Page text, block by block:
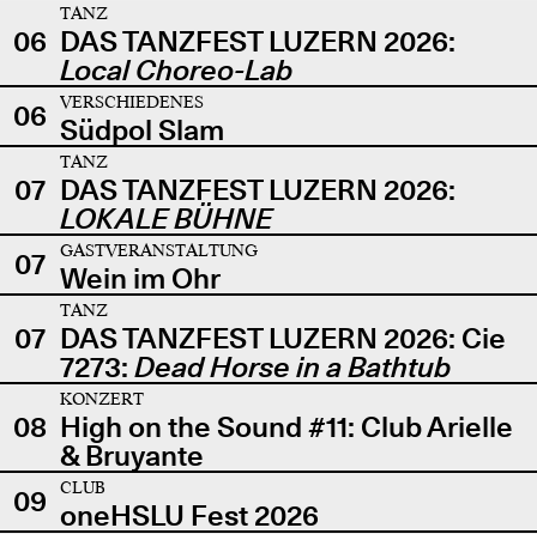
06
TANZ
DAS TANZFEST LUZERN 2026:
Local Choreo-Lab
06
VERSCHIEDENES
Südpol Slam
07
TANZ
DAS TANZFEST LUZERN 2026:
LOKALE BÜHNE
07
GASTVERANSTALTUNG
Wein im Ohr
07
TANZ
DAS TANZFEST LUZERN 2026: Cie
7273: Dead Horse in a Bathtub
08
KONZERT
High on the Sound #11: Club Arielle
& Bruyante
09
CLUB
oneHSLU Fest 2026